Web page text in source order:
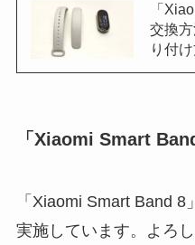
「
交換
り付
「Xiaomi Smart
「Xiaomi Smart Band
実施しています。よろ